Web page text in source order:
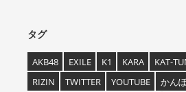
タグ
AKB48 EXILE K1 KARA KAT-
RIZIN
TWITTER YOUTUBE
かん